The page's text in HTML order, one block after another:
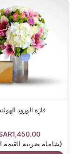
فازة الورود
(شاملة ضريبة القيمة